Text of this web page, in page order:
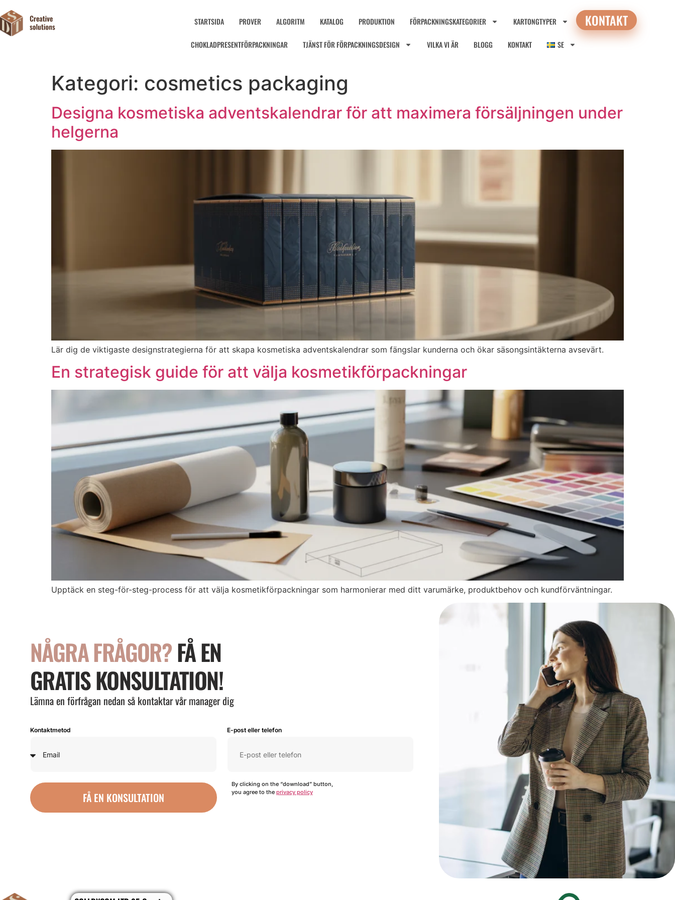
STARTSIDA PROVER ALGORITM KATALOG PRODUKTION FÖRPACKNINGSKATEGORIER KARTONGTYPER
CHOKLADPRESENTFÖRPACKNINGAR TJÄNST FÖR FÖRPACKNINGSDESIGN VILKA VI ÄR BLOGG KONTAKT SE
KONTAKT
Kategori: cosmetics packaging
Designa kosmetiska adventskalendrar för att maximera försäljningen under
helgerna
Lär dig de viktigaste designstrategierna för att skapa kosmetiska adventskalendrar som fängslar kunderna och ökar säsongsintäkterna avsevärt.
En strategisk guide för att välja kosmetikförpackningar
Upptäck en steg-för-steg-process för att välja kosmetikförpackningar som harmonierar med ditt varumärke, produktbehov och kundförväntningar.
NÅGRA FRÅGOR?FÅ EN
GRATIS KONSULTATION!
Lämna en förfrågan nedan så kontaktar vår manager dig
Kontaktmetod E-post eller telefon
FÅ EN KONSULTATION
By clicking on the “download” button,
you agree to the privacy policy